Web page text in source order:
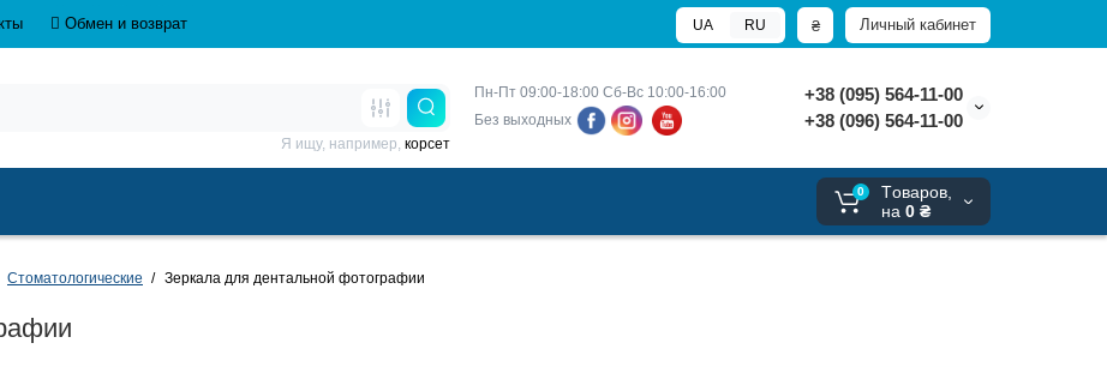
Обмен и возврат Личный кабинет
₴
UA RU
Пн-Пт 09:00-18:00 Сб-Вс 10:00-16:00
Без выходных
+38 (095) 564-11-00
+38 (096) 564-11-00
Я ищу, например, корсет
0
Tоваров,
на 0 ₴
Стоматологические Зеркала для дентальной фотографии